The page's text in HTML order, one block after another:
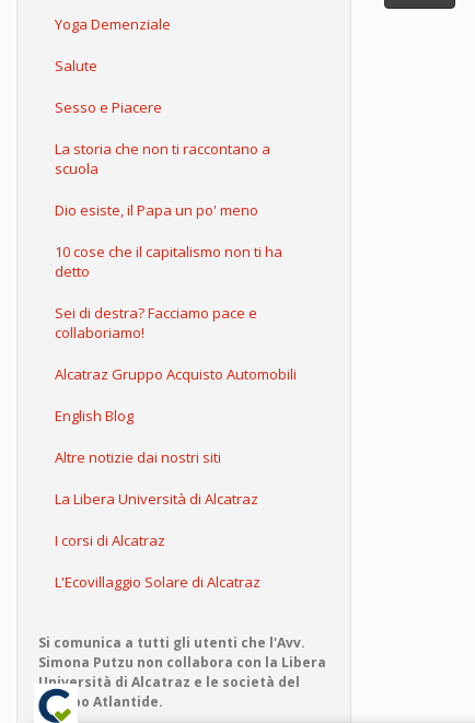
Yoga Demenziale
Salute
Sesso e Piacere
La storia che non ti raccontano a
scuola
Dio esiste, il Papa un po' meno
10 cose che il capitalismo non ti ha
detto
Sei di destra? Facciamo pace e
collaboriamo!
Alcatraz Gruppo Acquisto Automobili
English Blog
Altre notizie dai nostri siti
La Libera Università di Alcatraz
I corsi di Alcatraz
L'Ecovillaggio Solare di Alcatraz
Si comunica a tutti gli utenti che l'Avv.
Simona Putzu non collabora con la Libera
Università di Alcatraz e le società del
Gruppo Atlantide.